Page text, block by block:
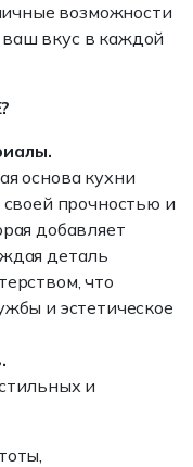
возможности
вкус в каждой
основа кухни
своей прочностью и
добавляет
деталь
что
и эстетическое
и